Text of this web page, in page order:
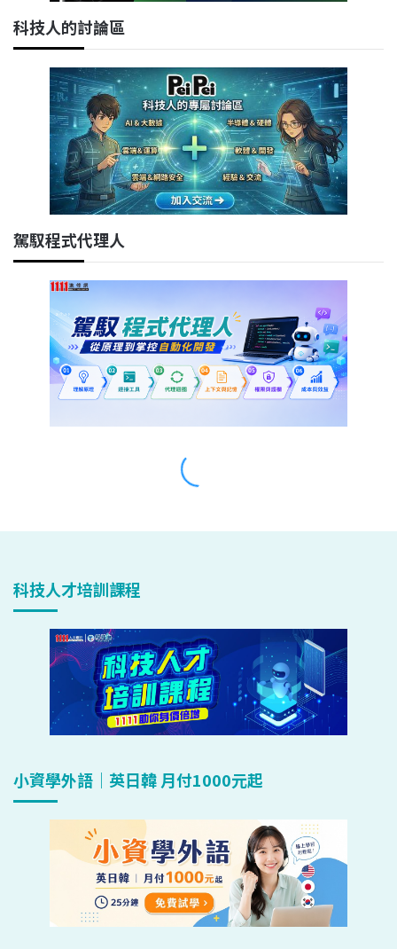
科技人才培訓課程
小資學外語｜英日韓 月付1000元起